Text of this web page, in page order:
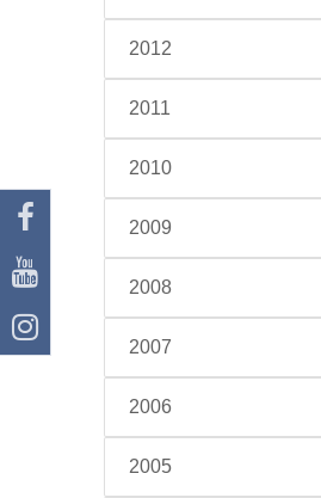
2012
2011
2010
2009
2008
2007
2006
2005